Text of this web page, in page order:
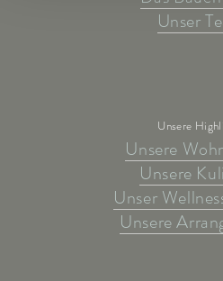
Unser
Unsere
Unsere
Unsere
Unser
Unsere